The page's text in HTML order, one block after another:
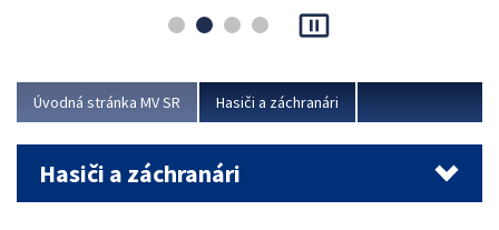
pause_presentation
Úvodná stránka MV SR Hasiči a záchranári
Hasiči a záchranári